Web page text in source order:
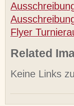
Flyer
Related
Keine Links